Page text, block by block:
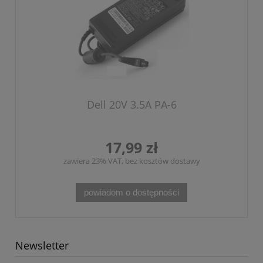
Dell 20V 3.5A PA-6
17,99 zł
zawiera 23% VAT, bez kosztów dostawy
powiadom o dostępności
Newsletter